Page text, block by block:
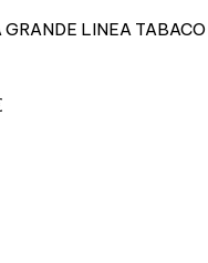
GRANDE LINEA TABACO